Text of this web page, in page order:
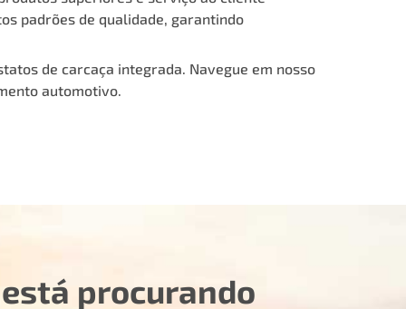
padrões de qualidade, garantindo
de carcaça integrada. Navegue em nosso
automotivo.
procurando